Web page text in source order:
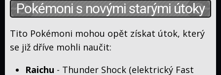
Pokémoni s novými starými útoky
Tito Pokémoni mohou opět získat útok, který
se již dříve mohli naučit:
Raichu - Thunder Shock (elektrický Fast